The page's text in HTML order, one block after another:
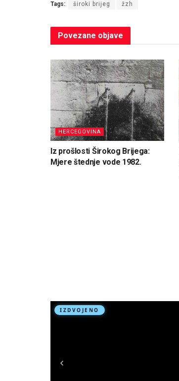
Tags: široki brijeg žzh
Povezane objave
HERCEGOVINA
Iz prošlosti Širokog Brijega:
Mjere štednje vode 1982.